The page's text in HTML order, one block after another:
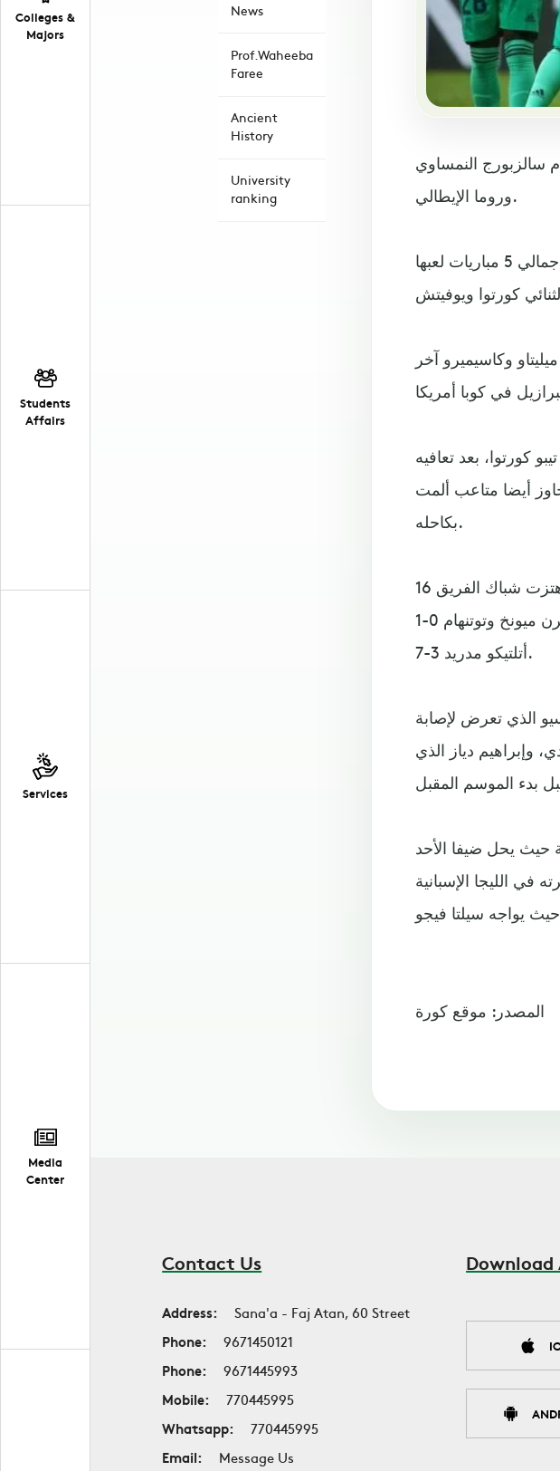
Colleges &
Majors
Students
Affairs
Services
Media
Center
News
Prof.Waheeba
Faree
Ancient
History
University
ranking
سالزبورج النمساوي
وروما الإيطالي.
ويضع الملكي نصب عينيه تحسين صورته، بعد فوزه في لقاء وحيد من إجمالي 5 مباريات لعبها
وكاسيميرو آخر
كورتوا، بعد تعافيه
أيضا متاعب ألمت
بكاحله.
ويسعى النادي الملكي على الأراضي النمساوية لإزالة الشكوك، بعد أن اهتزت شباك الفريق 16
مرة حتى الآن في فترة الإعداد وخسارته عدة مباريات منها 1-3 أمام بايرن ميونخ وتوتنهام 0-1
أتلتيكو مدريد 3-7.
ماركو أسينسيو الذي تعرض لإصابة
وإبراهيم دياز الذي
حيث يحل ضيفا الأحد
الليجا الإسبانية
المصدر: موقع كورة
Contact Us
Address:
Sana'a - Faj Atan, 60 Street
Phone:
9671450121
Phone:
9671445993
Mobile:
770445995
Whatsapp:
770445995
Email:
Message Us
Download